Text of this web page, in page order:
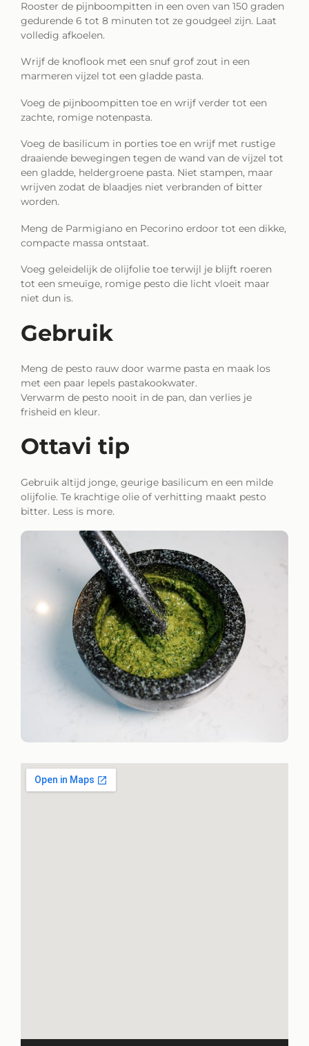
Rooster de pijnboompitten in een oven van 150 graden
gedurende 6 tot 8 minuten tot ze goudgeel zijn. Laat
volledig afkoelen.
Wrijf de knoflook met een snuf grof zout in een
marmeren vijzel tot een gladde pasta.
Voeg de pijnboompitten toe en wrijf verder tot een
zachte, romige notenpasta.
Voeg de basilicum in porties toe en wrijf met rustige
draaiende bewegingen tegen de wand van de vijzel tot
een gladde, heldergroene pasta. Niet stampen, maar
wrijven zodat de blaadjes niet verbranden of bitter
worden.
Meng de Parmigiano en Pecorino erdoor tot een dikke,
compacte massa ontstaat.
Voeg geleidelijk de olijfolie toe terwijl je blijft roeren
tot een smeuïge, romige pesto die licht vloeit maar
niet dun is.
Gebruik
Meng de pesto rauw door warme pasta en maak los
met een paar lepels pastakookwater.
Verwarm de pesto nooit in de pan, dan verlies je
frisheid en kleur.
Ottavi tip
Gebruik altijd jonge, geurige basilicum en een milde
olijfolie. Te krachtige olie of verhitting maakt pesto
bitter. Less is more.